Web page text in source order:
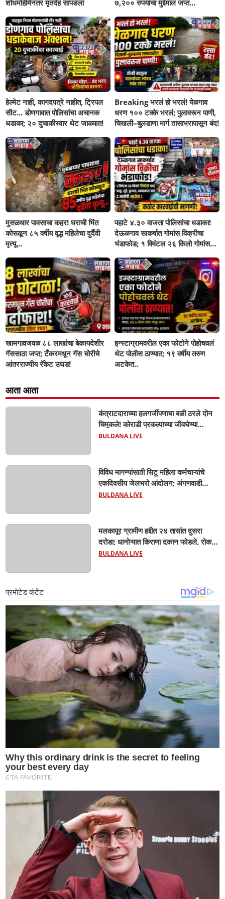
शोधमोहीमेनंतर मृतदेह सापडला ७,२०० रुपयांचा मुद्देमाल जप्त...
हेल्मेट नाही, कागदपत्रे नाहीत, ट्रिपल
सीट... डोणगावात पोलिसांचा अचानक
धडाका; २० दुचाकीस्वार थेट जाळ्यात!
Breaking भरलं हो भरलं! येळगाव
धरण १०० टक्के भरलं; पुलावरून पाणी,
चिखली–बुलडाणा मार्ग तासाभरापासून बंद!
मुसळधार पावसाचा कहर! घराची भिंत
कोसळून ८५ वर्षीय वृद्ध महिलेचा दुर्दैवी
मृत्यू...
पहाटे ४.३० वाजता पोलिसांचा धडाका!
देऊळगाव साकर्षात गोमांस विक्रीचा
भंडाफोड; १ क्विंटल २६ किलो गोमांस
खामगावजवळ ८८ लाखांचा बेकायदेशीर
गॅससाठा जप्त; टँकरमधून गॅस चोरीचे
आंतरराज्यीय रॅकेट उघड!
इन्स्टाग्रामवरील एका फोटोने पोहोचवलं
थेट पोलीस ठाण्यात; १९ वर्षीय तरुण
अटकेत..
आता आता
कंत्राटदाराच्या हलगर्जीपणाचा बळी ठरले दोन
चिमुकले! कोराडी प्रकल्पाच्या जीवघेण्या
खदाणीत बुडून मावस भावांचा दुर्दैवी मृत्यू; सुरक्षा
BULDANA LIVE
विविध मागण्यांसाठी सिटू महिला कर्मचाऱ्यांचे
एकदिवसीय जेलभरो आंदोलन; अंगणवाडी
सेविका, मदतनीस, आशा वर्कर, पोषण आहार
BULDANA LIVE
मलकापूर ग्रामीण हद्दीत २४ तासांत दुसरा
दरोडा; धानोऱ्यात किराणा दुकान फोडले, रोकड
लंपास...
BULDANA LIVE